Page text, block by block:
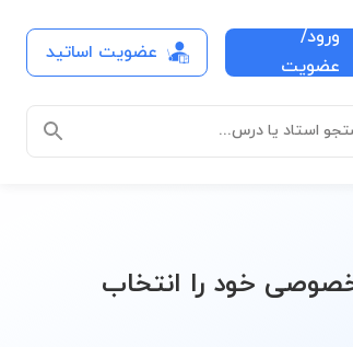
ورود/
عضویت
عضویت اساتید
استاد یا درس...
خود را انتخاب